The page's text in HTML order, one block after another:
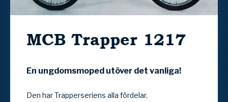
MCB Trapper 1217
En ungdomsmoped utöver det vanliga!
Den har Trapperseriens alla fördelar.